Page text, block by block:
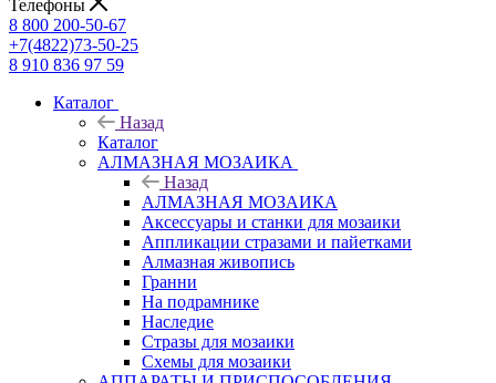
Телефоны
8 800 200-50-67
+7(4822)73-50-25
8 910 836 97 59
Каталог
Назад
Каталог
АЛМАЗНАЯ МОЗАИКА
Назад
АЛМАЗНАЯ МОЗАИКА
Аксессуары и станки для мозаики
Аппликации стразами и пайетками
Алмазная живопись
Гранни
На подрамнике
Наследие
Стразы для мозаики
Схемы для мозаики